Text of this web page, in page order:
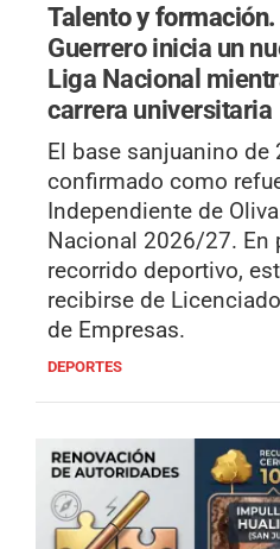
Talento y formación.
Guerrero inicia un
Liga Nacional
carrera universitaria
El base sanjuanino de
confirmado como
Independiente de
Nacional 2026/27. En
recorrido deportivo,
recibirse de
de Empresas.
DEPORTES